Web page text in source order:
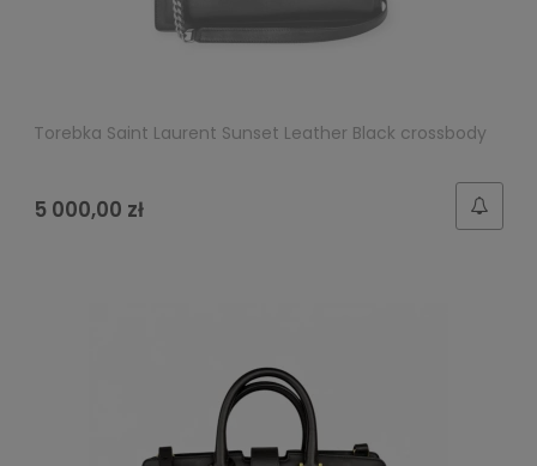
Torebka Saint Laurent Sunset Leather Black crossbody
5 000,00 zł